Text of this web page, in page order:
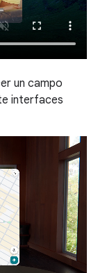
un campo
interfaces